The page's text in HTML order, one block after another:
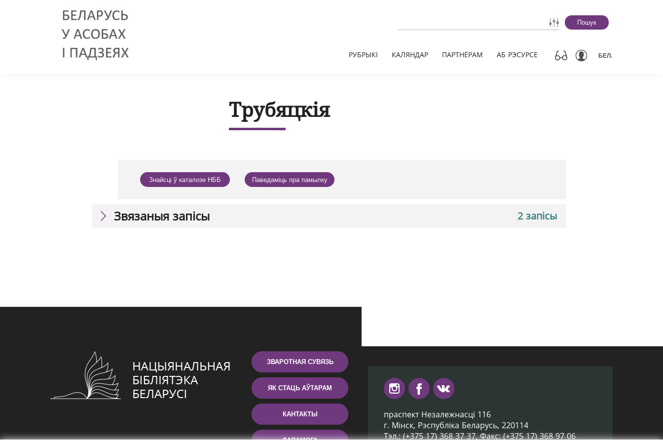
Пошук
РУБРЫКІ КАЛЯНДАР ПАРТНЁРАМ АБ РЭСУРСЕ БЕЛ.
Трубяцкія
Знайсці ў каталозе НББ Паведаміць пра памылку
2 запісы
Звязаныя запісы
ЗВАРОТНАЯ СУВЯЗЬ
ЯК СТАЦЬ АЎТАРАМ
КАНТАКТЫ
ДАПАМОГА
праспект Незалежнасці 116
г. Мiнск, Рэспубліка Беларусь, 220114
Тэл.: (+375 17) 368 37 37, Факс: (+375 17) 368 97 06